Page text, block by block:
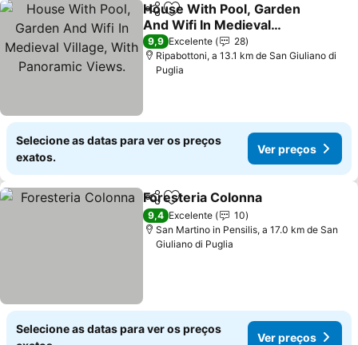
PartilharAdicionar aos favoritos
House With Pool, Garden
And Wifi In Medieval
Village, With Panoramic
Views.
Ver preços
9,9 Excelente
28
Ripabottoni, a 13.1 km de San Giuliano di
Puglia
Selecione as datas para ver os preços
exatos.
Ver preços
PartilharAdicionar aos favoritos
Foresteria Colonna
9,4 Excelente
10
San Martino in Pensilis, a 17.0 km de San
Giuliano di Puglia
Selecione as datas para ver os preços
Ver preços